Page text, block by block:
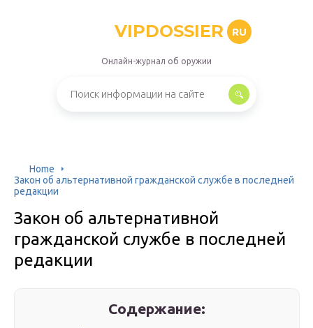
VIPDOSSIER RU
Онлайн-журнал об оружии
Home
Закон об альтернативной гражданской службе в последней
редакции
Закон об альтернативной
гражданской службе в последней
редакции
Содержание: